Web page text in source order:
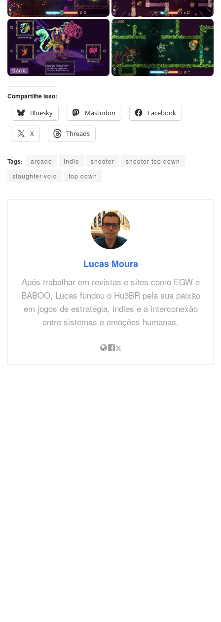
Compartilhe isso:
Bluesky
Mastodon Facebook
X Threads
Tags: arcade indie shooter
shooter top down
slaughter void
top down
Lucas Moura
Após trabalhar em revistas e sites como EGW e
BABOO, Lucas fundou o Hu3BR pela sua paixão
em jogos de estratégia, indies e a interconexão
entre sistemas e emoções humanas.